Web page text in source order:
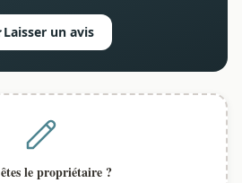
Laisser un avis
le propriétaire ?